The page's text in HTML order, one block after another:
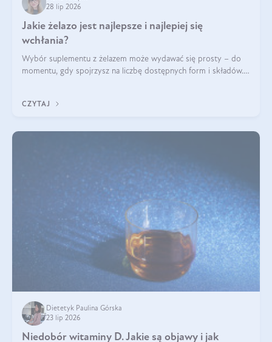
28 lip 2026
Jakie żelazo jest najlepsze i najlepiej się
wchłania?
Wybór suplementu z żelazem może wydawać się prosty – do
momentu, gdy spojrzysz na liczbę dostępnych form i składów.
zawierać suplement?
CZYTAJ
Dietetyk Paulina Górska
23 lip 2026
Niedobór witaminy D. Jakie są objawy i jak